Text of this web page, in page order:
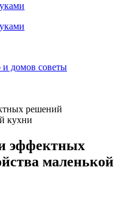
и домов советы
решений
кухни
эффектных
маленькой